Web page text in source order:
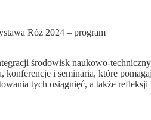
Róż 2024 – program
środowisk naukowo-
i seminaria, które
tych osiągnięć, a także refleksji